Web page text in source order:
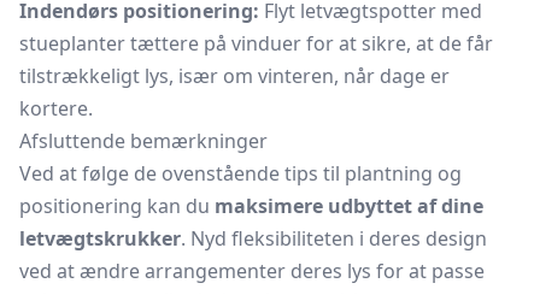
Indendørs positionering: Flyt letvægtspotter med
stueplanter tættere på vinduer for at sikre, at de får
tilstrækkeligt lys, især om vinteren, når dage er
kortere.
Afsluttende bemærkninger
Ved at følge de ovenstående tips til plantning og
positionering kan du maksimere udbyttet af dine
letvægtskrukker. Nyd fleksibiliteten i deres design
ved at ændre arrangementer deres lys for at passe